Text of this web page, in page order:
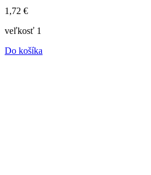
1,72 €
veľkosť 1
Do košíka